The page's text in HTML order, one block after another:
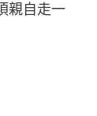
親自走一